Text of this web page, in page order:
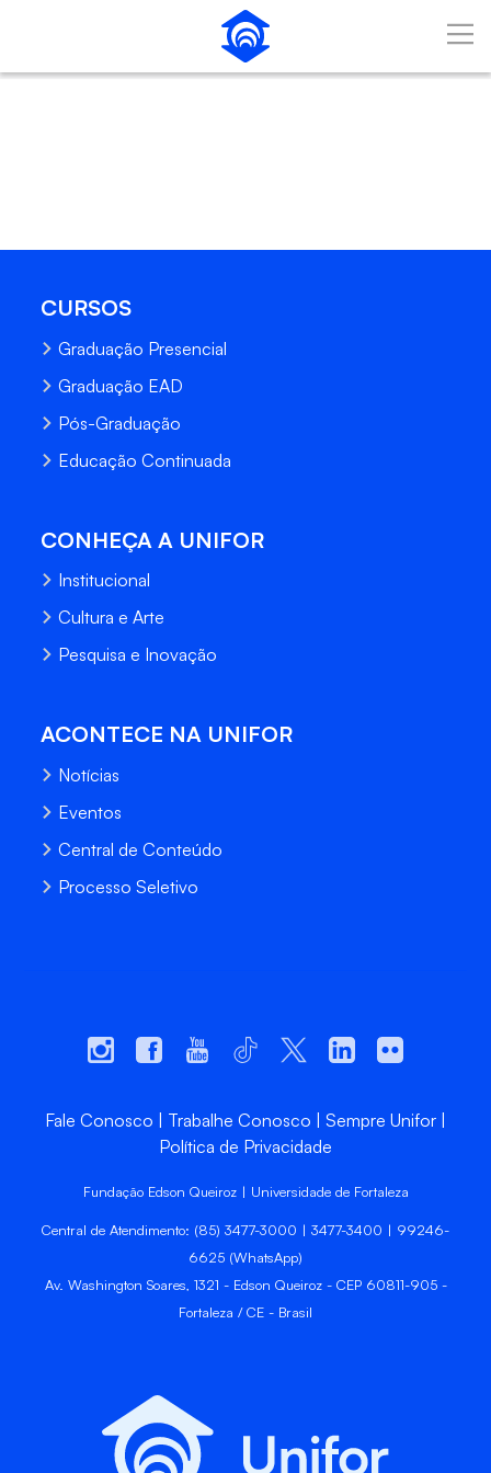
Pular para o Conteúdo principal
CURSOS
Graduação Presencial
Graduação EAD
Pós-Graduação
Educação Continuada
CONHEÇA A UNIFOR
Institucional
Cultura e Arte
Pesquisa e Inovação
ACONTECE NA UNIFOR
Notícias
Eventos
Central de Conteúdo
Processo Seletivo
Fale Conosco Trabalhe Conosco
Sempre Unifor
Política de Privacidade
Fundação Edson Queiroz | Universidade de Fortaleza
Central de Atendimento: (85) 3477-3000 | 3477-3400 | 99246-
6625 (WhatsApp)
Av. Washington Soares, 1321 - Edson Queiroz - CEP 60811-905 -
Fortaleza / CE - Brasil